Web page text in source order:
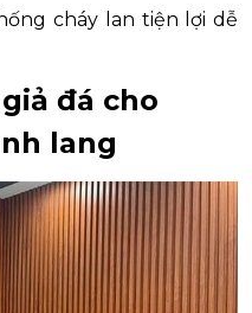
cháy lan tiện lợi dễ
đá cho
lang